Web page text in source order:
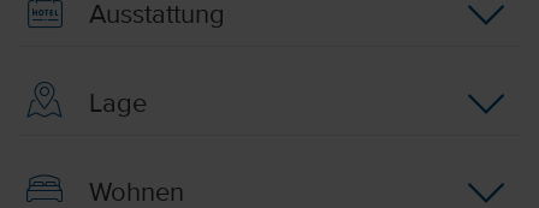
Ausstattung
Lage
Wohnen